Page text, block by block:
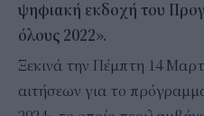
ψηφιακή εκδοχή του
όλους 2022».
Ξεκινά την Πέμπτη 14
αιτήσεων για το